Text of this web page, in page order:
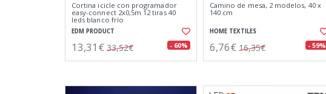
Cortina icicle con programador
easy-connect 2x0,5m 12 tiras 40
leds blanco frío
EDM PRODUCT
13,31€ 33,52€ - 60%
Camino de mesa, 2 modelos, 40 x
140 cm
HOME TEXTILES
6,76€ 16,35€ - 59%